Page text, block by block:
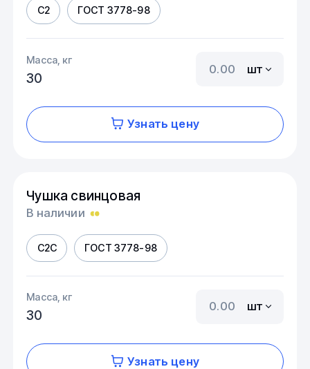
С2 ГОСТ 3778-98
Масса, кг
30
шт
Узнать цену
Чушка свинцовая
В наличии
С2С ГОСТ 3778-98
Масса, кг
30
шт
Узнать цену